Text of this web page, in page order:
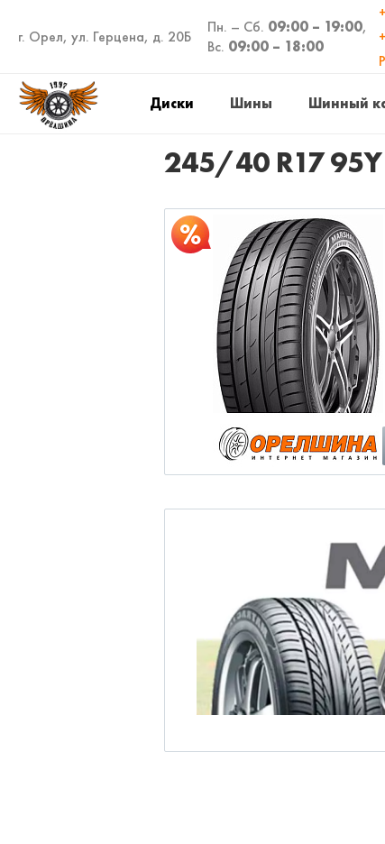
г. Орел, ул. Герцена, д. 20Б
Пн. – Сб. 09:00 – 19:00,
Вс. 09:00 – 18:00
Диски Шины Шинный
245/40 R17